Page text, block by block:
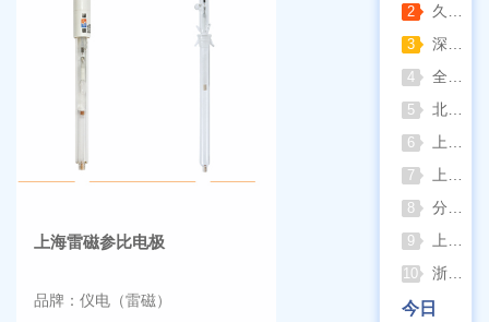
上海雷磁参比电极
品牌：仪电（雷磁）
2 久兴医疗高压蒸汽灭菌器：制药科研灭菌的可靠之选
3 深那静音超声波清洗仪：科研洁净新标准，安静高效更安心
4 全自动凯氏定氮仪测定焦炭中氮 上海纤检助力焦化行业精准检测
5 北京六一电泳仪完整选型指南（分电泳槽 + 电源两大模块，按实验场景直接匹配）
6 上海仪电吸光光度法和荧光分析法的异同
7 上海佑科GC-7860系列网络化气相色谱仪
8 分清生物安全柜与洁净工作台 苏州安泰科普两类设备差异
9 上海申安灭菌器外排、内排与干燥功能全解析
10 浙江孚夏：打造合规可靠的实验室洁净装备
今日